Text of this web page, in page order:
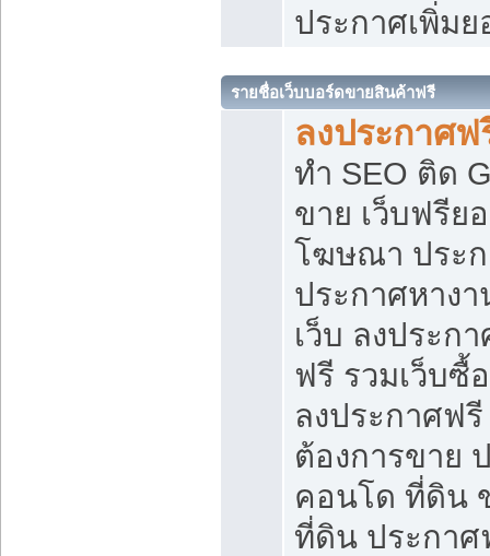
ประกาศเพิ่ม
รายชื่อเว็บบอร์ดขายสินค้าฟรี
ลงประกาศฟ
ทำ SEO ติด
ขาย เว็บฟรีย
โฆษณา ประ
ประกาศหาง
เว็บ ลงประก
ฟรี รวมเว็บซื้
ลงประกาศฟ
ต้องการขาย
คอนโด ที่ดิน
ที่ดิน ประกา